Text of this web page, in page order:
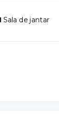
Sala de jantar